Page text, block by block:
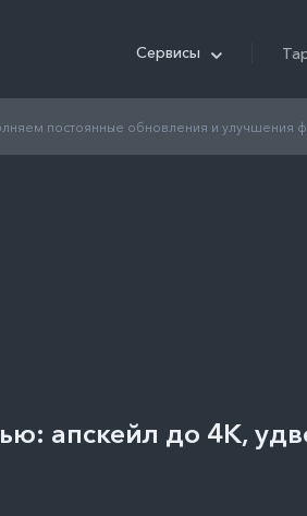
Сервисы
постоянные обновления и
апскейл до 4K,